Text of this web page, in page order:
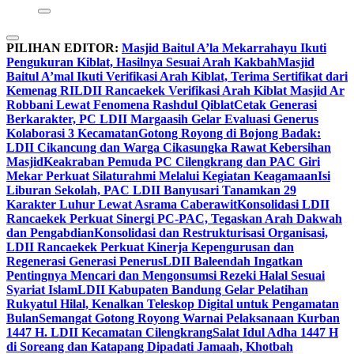
PILIHAN EDITOR: Masjid Baitul A’la Mekarrahayu Ikuti
Pengukuran Kiblat, Hasilnya Sesuai Arah KakbahMasjid
Baitul A’mal Ikuti Verifikasi Arah Kiblat, Terima Sertifikat dari
Kemenag RILDII Rancaekek Verifikasi Arah Kiblat Masjid Ar
Robbani Lewat Fenomena Rashdul QiblatCetak Generasi
Berkarakter, PC LDII Margaasih Gelar Evaluasi Generus
Kolaborasi 3 KecamatanGotong Royong di Bojong Badak:
LDII Cikancung dan Warga Cikasungka Rawat Kebersihan
MasjidKeakraban Pemuda PC Cilengkrang dan PAC Giri
Mekar Perkuat Silaturahmi Melalui Kegiatan KeagamaanIsi
Liburan Sekolah, PAC LDII Banyusari Tanamkan 29
Karakter Luhur Lewat Asrama CaberawitKonsolidasi LDII
Rancaekek Perkuat Sinergi PC-PAC, Tegaskan Arah Dakwah
dan PengabdianKonsolidasi dan Restrukturisasi Organisasi,
LDII Rancaekek Perkuat Kinerja Kepengurusan dan
Regenerasi Generasi PenerusLDII Baleendah Ingatkan
Pentingnya Mencari dan Mengonsumsi Rezeki Halal Sesuai
Syariat IslamLDII Kabupaten Bandung Gelar Pelatihan
Rukyatul Hilal, Kenalkan Teleskop Digital untuk Pengamatan
BulanSemangat Gotong Royong Warnai Pelaksanaan Kurban
1447 H. LDII Kecamatan CilengkrangSalat Idul Adha 1447 H
di Soreang dan Katapang Dipadati Jamaah, Khotbah